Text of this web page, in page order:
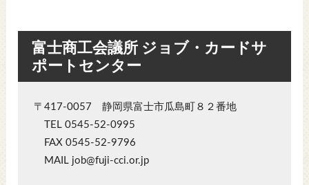
富士商工会議所 ジョブ・カードサ
ポートセンター
〒417-0057 静岡県富士市瓜島町８２番地
TEL 0545-52-0995
FAX 0545-52-9796
MAIL job@fuji-cci.or.jp